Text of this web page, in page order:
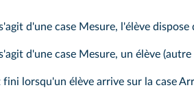
d'une case Mesure, l'élève
d'une case Mesure, un élève
fini lorsqu'un élève arrive sur la case